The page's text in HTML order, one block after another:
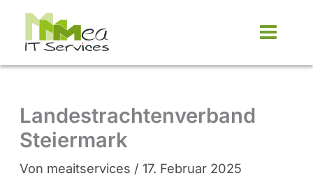
Zum
springen
Landestrachtenverband
Steiermark
Von meaitservices /17. Februar 2025